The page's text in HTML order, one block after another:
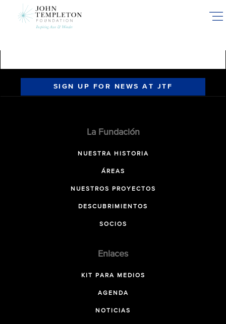
SIGN UP FOR NEWS AT JTF
La Fundación
NUESTRA HISTORIA
ÁREAS
NUESTROS PROYECTOS
DESCUBRIMIENTOS
SOCIOS
Enlaces
KIT PARA MEDIOS
AGENDA
NOTICIAS